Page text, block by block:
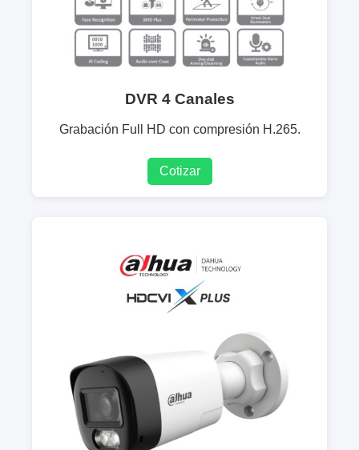
DVR 4 Canales
Grabación Full HD con compresión H.265.
Cotizar